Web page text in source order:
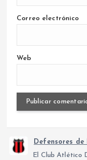
Correo electrónico
Web
Defensores de
El Club Atlético